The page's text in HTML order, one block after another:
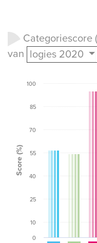
van logies 2020
Score (%)
0
10
25
40
55
70
85
100